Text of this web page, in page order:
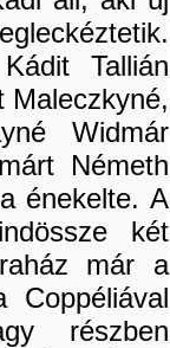
Tallián
Maleczkyné,
Widmár
Németh
énekelte. A
két
már a
Coppéliával
részben